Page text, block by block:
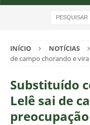
INÍCIO NOTÍCIAS
de campo chorando e
Substituído
Lelê sai de